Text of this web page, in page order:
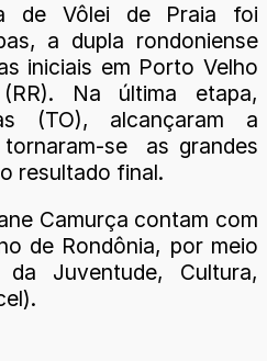
de Vôlei de Praia foi
a dupla rondoniense
iniciais em Porto Velho
Na última etapa,
(TO), alcançaram a
se as grandes
resultado final.
Camurça contam com
de Rondônia, por meio
da Juventude, Cultura,